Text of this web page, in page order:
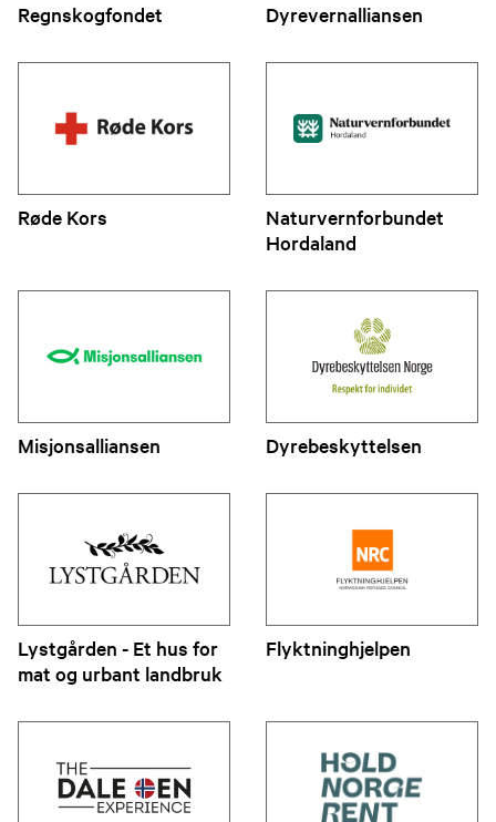
Regnskogfondet Dyrevernalliansen
Røde Kors
Naturvernforbundet
Hordaland
Misjonsalliansen Dyrebeskyttelsen
Lystgården - Et hus for
mat og urbant landbruk
Flyktninghjelpen